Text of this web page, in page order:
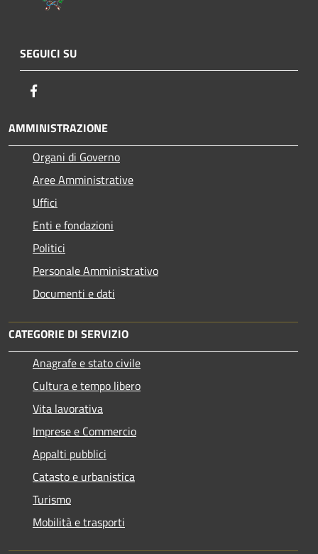
SEGUICI SU
AMMINISTRAZIONE
Organi di Governo
Aree Amministrative
Uffici
Enti e fondazioni
Politici
Personale Amministrativo
Documenti e dati
CATEGORIE DI SERVIZIO
Anagrafe e stato civile
Cultura e tempo libero
Vita lavorativa
Imprese e Commercio
Appalti pubblici
Catasto e urbanistica
Turismo
Mobilità e trasporti